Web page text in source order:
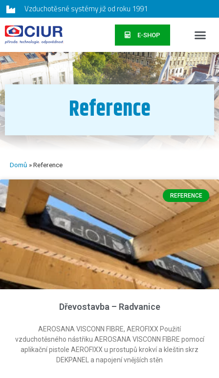
Vzduchotěsné systémy již od roku 1991
E-SHOP
Reference
Domů »Reference
REFERENCE
Dřevostavba – Radvanice
AEROSANA VISCONN FIBRE, AEROFIXX Použití
vzduchotěsného nástřiku AEROSANA VISCONN FIBRE pomocí
aplikační pistole AEROFIXX u prostupů krokví a kleštin skrz
DEKPANEL a napojení vnějších stěn